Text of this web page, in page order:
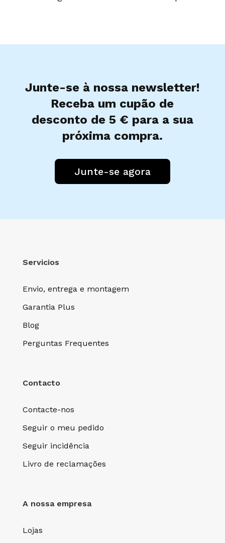
Junte-se à nossa newsletter!
Receba um cupão de
desconto de 5 € para a sua
próxima compra.
Junte-se agora
Servicios
Envio, entrega e montagem
Garantia Plus
Blog
Perguntas Frequentes
Contacto
Contacte-nos
Seguir o meu pedido
Seguir incidência
Livro de reclamações
A nossa empresa
Lojas